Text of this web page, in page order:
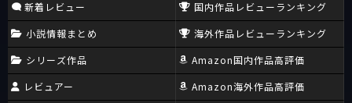
新着レビュー
小説情報まとめ
シリーズ作品
レビュアー
国内作品レビューランキング
海外作品レビューランキング
Amazon国内作品高評価
Amazon海外作品高評価